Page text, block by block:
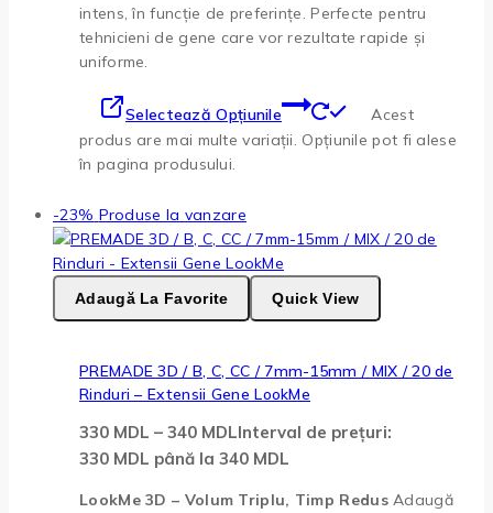
intens, în funcție de preferințe. Perfecte pentru
tehnicieni de gene care vor rezultate rapide și
uniforme.
Selectează Opțiunile
Acest
produs are mai multe variații. Opțiunile pot fi alese
în pagina produsului.
-23% Produse la vanzare
Adaugă La Favorite Quick View
PREMADE 3D / B, C, CC / 7mm-15mm / MIX / 20 de
Rinduri – Extensii Gene LookMe
330 MDL – 340 MDLInterval de prețuri:
330 MDL până la 340 MDL
LookMe 3D – Volum Triplu, Timp RedusAdaugă